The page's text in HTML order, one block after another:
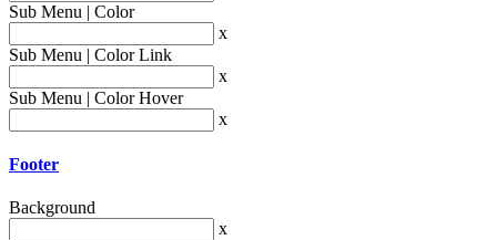
Sub Menu | Color
x
Sub Menu | Color Link
x
Sub Menu | Color Hover
x
Footer
Background
x